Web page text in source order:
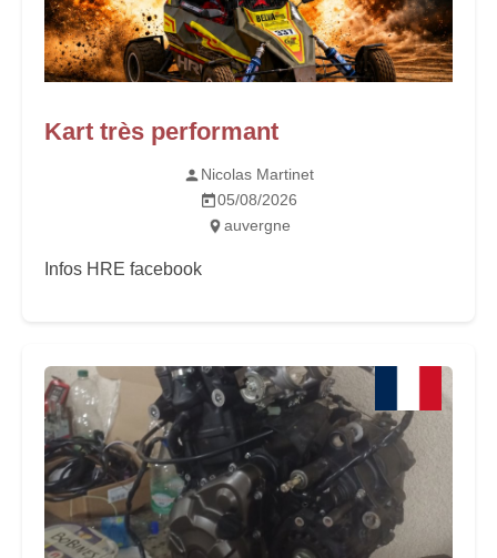
Kart très performant
Nicolas Martinet
05/08/2026
auvergne
Infos HRE facebook